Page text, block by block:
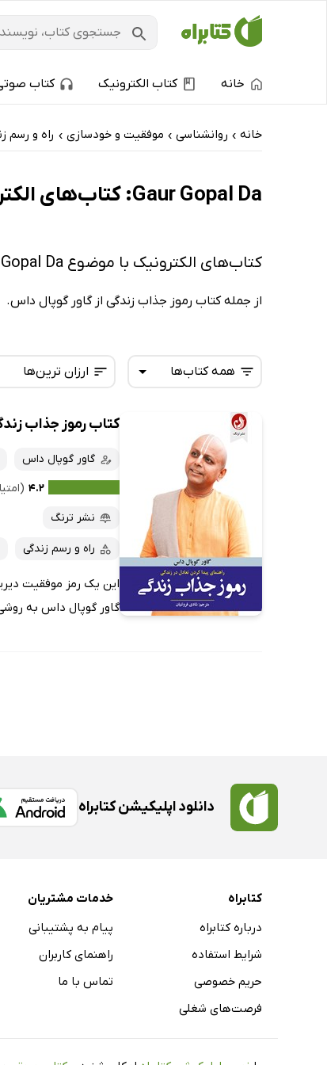
خانه کتاب الکترونیک کتاب
خانه › روانشناسی › موفقیت و خودسازی › راه و رسم
Gaur Gopal Da: کتاب‌های الکترونیک و کتاب‌های صوتی - ارزان ترین‌ها
کتاب‌های الکترونیک با موضوع Gaur Gopal Da
از جمله کتاب رموز جذاب زندگی از گاور گوپال داس.
ارزان ترین‌ها
تازه‌ها
داغ‌ترین‌ها
پربحث‌ها
ارزان ترین‌ها
همه کتاب‌ها
همه کتاب‌ها
کتاب‌های صوتی
کتاب‌های متنی
کتاب رموز جذاب
گاور گوپال داس
۴.۲ (امتیاز ۴
نشر ترنگ
راه و رسم زندگی
این یک رمز موفقیت
گاور گوپال داس به
دانلود اپلیکیشن کتابراه
کتابراه
درباره کتابراه
شرایط استفاده
حریم خصوصی
فرصت‌های شغلی
خدمات مشتریان
پیام به پشتیبانی
راهنمای کاربران
تماس با ما